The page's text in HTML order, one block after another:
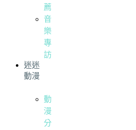
薦
音
樂
專
訪
迷迷
動漫
動
漫
分